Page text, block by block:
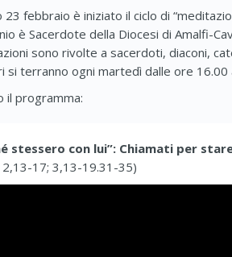
23 febbraio è iniziato il ciclo di
è Sacerdote della Diocesi di Amalfi-
sono rivolte a sacerdoti, diaconi,
si terranno ogni martedì dalle ore
il programma:
stessero con lui”: Chiamati per
17; 3,13-19.31-35)